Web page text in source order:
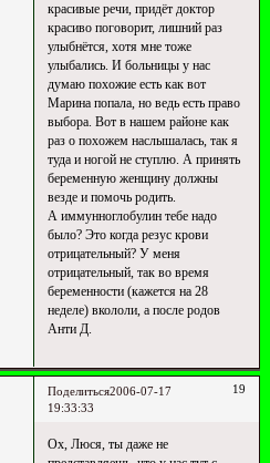
красивые речи, придёт доктор
красиво поговорит, лишний раз
улыбнётся, хотя мне тоже
улыбались. И больницы у нас
думаю похожие есть как вот
Марина попала, но ведь есть право
выбора. Вот в нашем районе как
раз о похожем наслышалась, так я
туда и ногой не ступлю. А принять
беременную женщину должны
везде и помочь родить.
А иммунноглобулин тебе надо
было? Это когда резус крови
отрицательный? У меня
отрицательный, так во время
беременности (кажется на 28
неделе) вкололи, а после родов
Анти Д.
Поделиться 19
2006-07-17
19:33:33
Ох, Люся, ты даже не